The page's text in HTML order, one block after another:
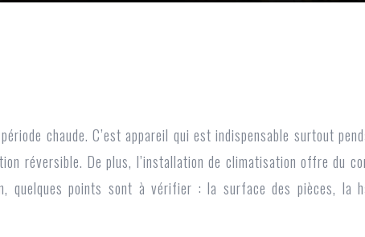
chaude. C’est appareil qui est indispensable surtout
réversible. De plus, l’installation de climatisation offre du
quelques points sont à vérifier : la surface des pièces, la